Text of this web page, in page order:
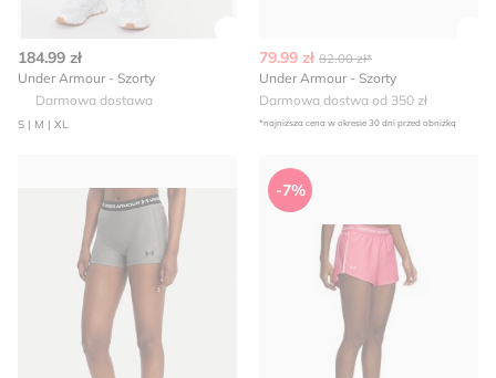
184.99 zł
Under Armour - Szorty
Darmowa dostawa
S | M | XL
79.99 zł 82.00 zł*
Under Armour - Szorty
Darmowa dostwa od 350 zł
*najniższa cena w okresie 30 dni przed obniżką
Szorty w sportowym stylu Under ArmourSzorty na lato Under Armour
-7%